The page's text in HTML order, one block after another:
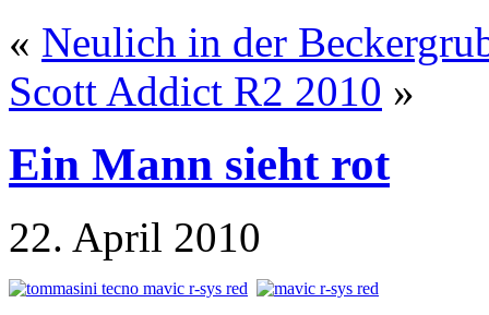
« Neulich in der
Scott Addict R2 2010 »
Ein Mann sieht rot
22. April 2010